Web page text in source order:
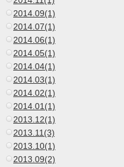
2014.09(1)
2014.07(1)
2014.06(1)
2014.05(1)
2014.04(1)
2014.03(1)
2014.02(1)
2014.01(1)
2013.12(1)
2013.11(3)
2013.10(1)
2013.09(2)